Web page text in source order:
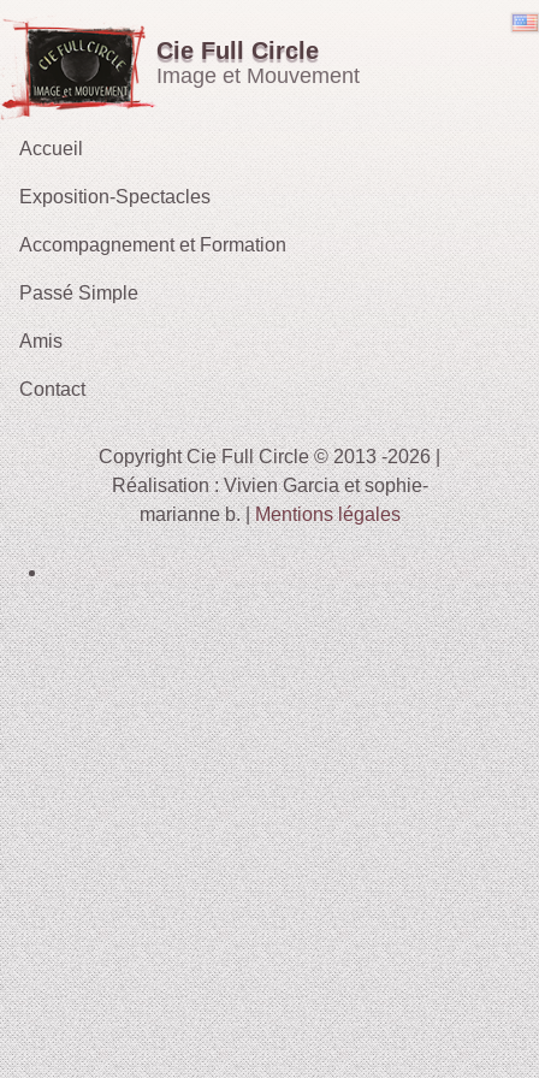
Cie Full Circle
Image et Mouvement
Accueil
Exposition-Spectacles
Emporté par le Vent
OH !
Les Rieurs : Galerie
Accompagnement et Formation
Passé Simple
2021 : Migrations
2015 :Le Tarot des Parques
2012 : Sacrifice
2009-11 : Sans Issue
2010 : Le Tireur de Ficelles (fait sa Blanche Neige)
2006-07 : un froid de kronos
2005-07 : Les Enfants de la Bête
2004 : Braise
2005 : Le Roi Grenouille III et Voyage d’Hiver
2001 : Buckauer Bankett
2000 : Le Petit Poucet
1995 : Étude en Plastique
Amis
Contact
Copyright Cie Full Circle © 2013 -2026 |
Réalisation : Vivien Garcia et sophie-
marianne b. |Mentions légales